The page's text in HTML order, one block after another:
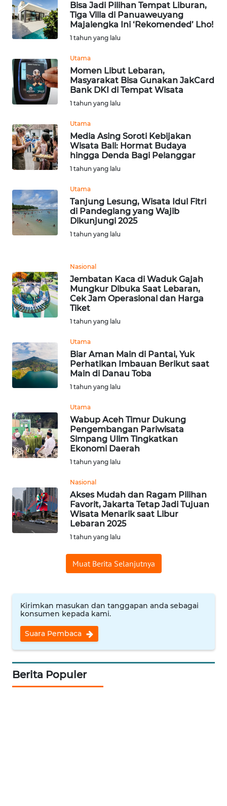
Bisa Jadi Pilihan Tempat Liburan,
Tiga Villa di Panuaweuyang
Majalengka Ini ‘Rekomended’ Lho!
1 tahun yang lalu
Utama
Momen Libut Lebaran,
Masyarakat Bisa Gunakan JakCard
Bank DKI di Tempat Wisata
1 tahun yang lalu
Utama
Media Asing Soroti Kebijakan
Wisata Bali: Hormat Budaya
hingga Denda Bagi Pelanggar
1 tahun yang lalu
Utama
Tanjung Lesung, Wisata Idul Fitri
di Pandeglang yang Wajib
Dikunjungi 2025
1 tahun yang lalu
Nasional
Jembatan Kaca di Waduk Gajah
Mungkur Dibuka Saat Lebaran,
Cek Jam Operasional dan Harga
Tiket
1 tahun yang lalu
Utama
Biar Aman Main di Pantai, Yuk
Perhatikan Imbauan Berikut saat
Main di Danau Toba
1 tahun yang lalu
Utama
Wabup Aceh Timur Dukung
Pengembangan Pariwisata
Simpang Ulim Tingkatkan
Ekonomi Daerah
1 tahun yang lalu
Nasional
Akses Mudah dan Ragam Pilihan
Favorit, Jakarta Tetap Jadi Tujuan
Wisata Menarik saat Libur
Lebaran 2025
1 tahun yang lalu
Muat Berita Selanjutnya
Kirimkan masukan dan tanggapan anda sebagai
konsumen kepada kami.
Suara Pembaca
Berita Populer
WN
KARAWANG
WN
BEKASI
WN
BOGOR
WN
DEPOK
WN
UTARA
WN
LAWAS
WN
SUMEDANG
WN
CIANJUR
WN
KEPULAUAN
WN
TANGERANG
WN
CIREBON
WN
MAJALENGKA
WN
SUBANG